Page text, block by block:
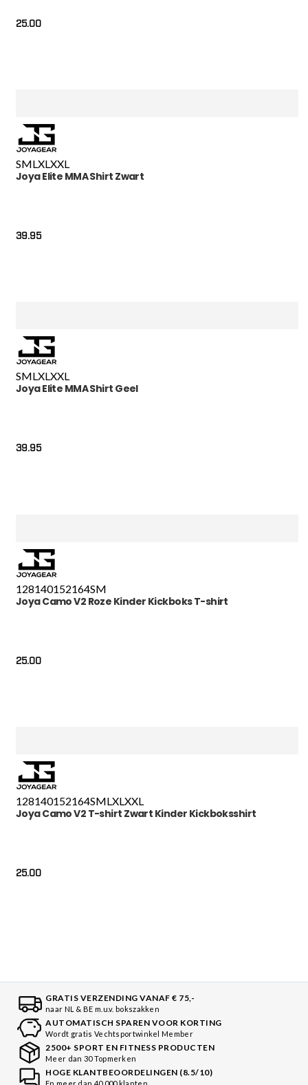
25.00
SMLXLXXL
Joya Elite MMA Shirt Zwart
39.95
SMLXLXXL
Joya Elite MMA Shirt Geel
39.95
128140152164SM
Joya Camo V2 Roze Kinder Kickboks T-shirt
25.00
128140152164SMLXLXXL
Joya Camo V2 T-shirt Zwart Kinder Kickboksshirt
25.00
GRATIS VERZENDING VANAF € 75,-
naar NL & BE m.u.v. bokszakken
AUTOMATISCH SPAREN VOOR KORTING
Wordt gratis Vechtsportwinkel Member
2500+ SPORT EN FITNESS PRODUCTEN
Meer dan 30 Topmerken
HOGE KLANTBEOORDELINGEN (8.5/10)
En meer dan 40.000 klanten